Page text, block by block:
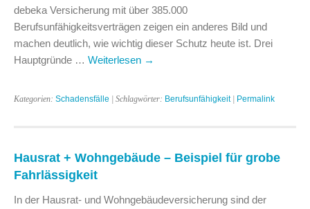
debeka Versicherung mit über 385.000
Berufsunfähigkeitsverträgen zeigen ein anderes Bild und
machen deutlich, wie wichtig dieser Schutz heute ist. Drei
Hauptgründe … Weiterlesen →
Kategorien: Schadensfälle | Schlagwörter: Berufsunfähigkeit| Permalink
Hausrat + Wohngebäude – Beispiel für grobe
Fahrlässigkeit
In der Hausrat- und Wohngebäudeversicherung sind der